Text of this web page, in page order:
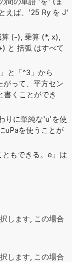
えば、'25 Ry を J'
(-), 乗算 (*, x),
と 括弧 はすべて
と「^3」から
がって、平方セン
くことができ
りに単純な'u'を使
uPaを使うことが
ともできる。e」は
します, この場合
します, この場合